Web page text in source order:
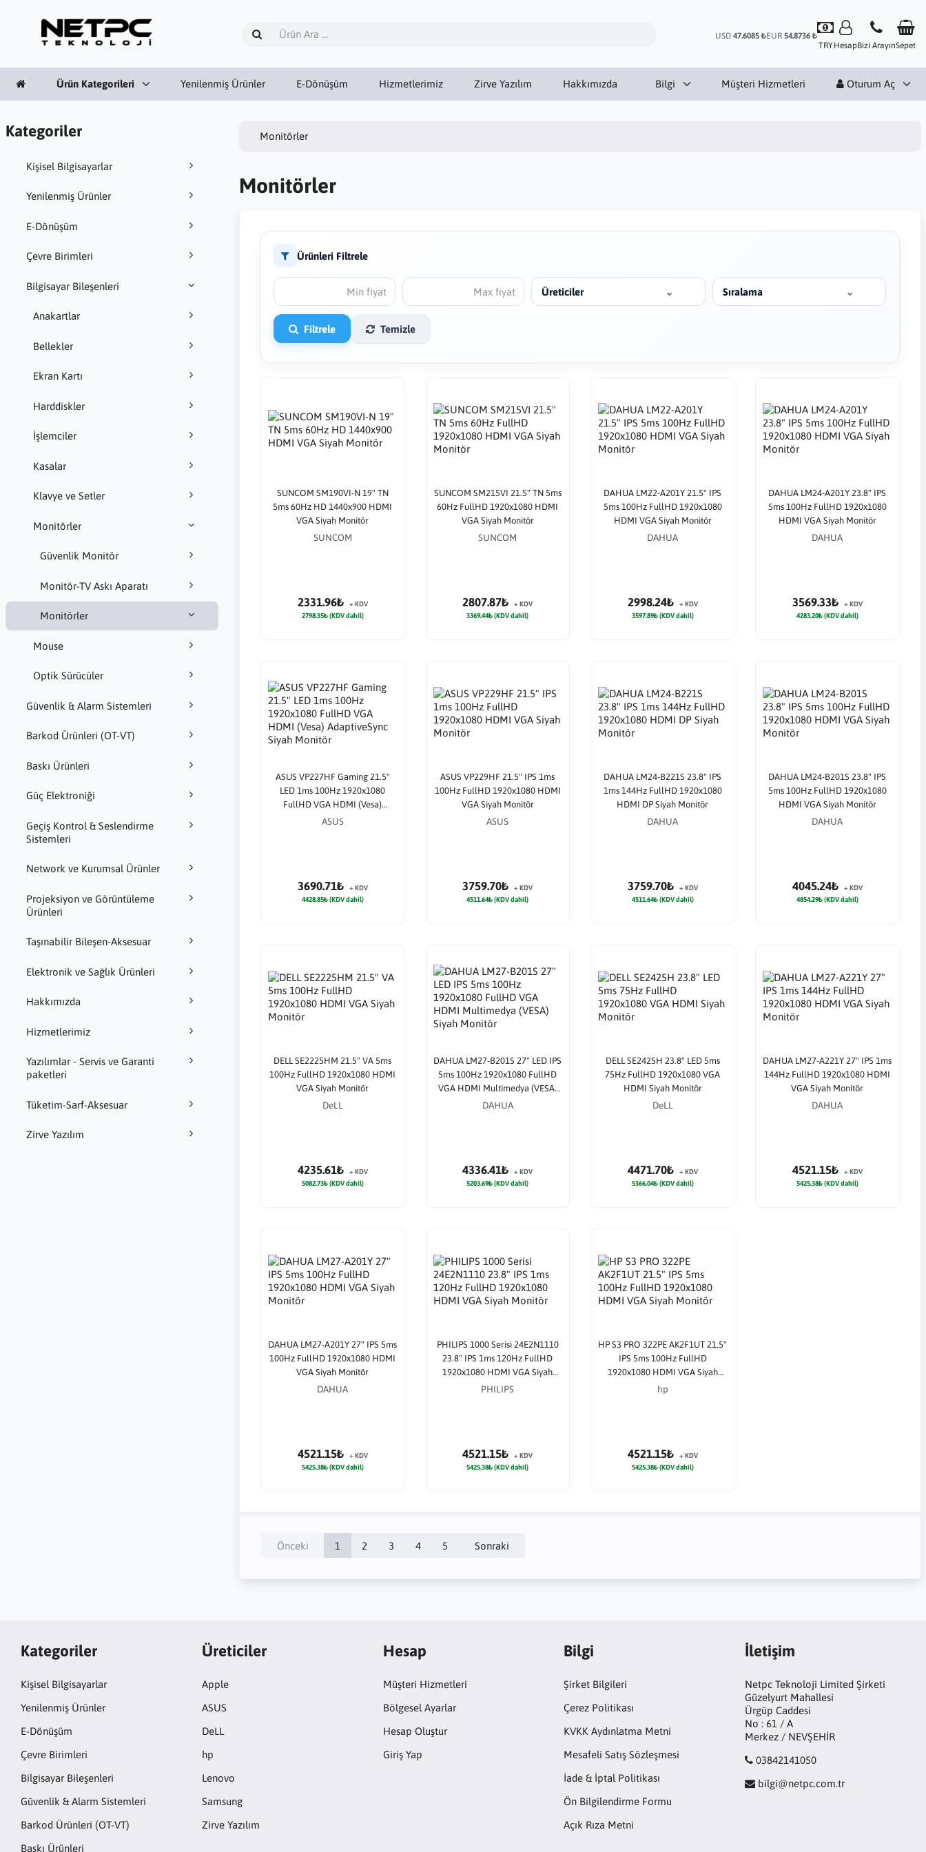
USD 47.6085 ₺EUR 54.8736 ₺
TRYHesapBizi ArayınSepet
Ürün Kategorileri Yenilenmiş Ürünler E-Dönüşüm Hizmetlerimiz Zirve Yazılım Hakkımızda Bilgi Müşteri Hizmetleri Oturum Aç
Kategoriler
Kişisel Bilgisayarlar
Yenilenmiş Ürünler
E-Dönüşüm
Çevre Birimleri
Bilgisayar Bileşenleri
Anakartlar
Bellekler
Ekran Kartı
Harddiskler
İşlemciler
Kasalar
Klavye ve Setler
Monitörler
Güvenlik Monitör
Monitör-TV Askı Aparatı
Monitörler
Mouse
Optik Sürücüler
Güvenlik & Alarm Sistemleri
Barkod Ürünleri (OT-VT)
Baskı Ürünleri
Güç Elektroniği
Geçiş Kontrol & Seslendirme
Sistemleri
Network ve Kurumsal Ürünler
Projeksiyon ve Görüntüleme
Ürünleri
Taşınabilir Bileşen-Aksesuar
Elektronik ve Sağlık Ürünleri
Hakkımızda
Hizmetlerimiz
Yazılımlar - Servis ve Garanti
paketleri
Tüketim-Sarf-Aksesuar
Zirve Yazılım
Monitörler
Monitörler
Ürünleri Filtrele
Üreticiler Sıralama
Filtrele Temizle
SUNCOM SM190VI-N 19" TN
5ms 60Hz HD 1440x900 HDMI
VGA Siyah Monitör
SUNCOM
2331.96₺
+ KDV
2798.35₺ (KDV dahil)
SUNCOM SM215VI 21.5" TN 5ms
60Hz FullHD 1920x1080 HDMI
VGA Siyah Monitör
SUNCOM
2807.87₺
+ KDV
3369.44₺ (KDV dahil)
DAHUA LM22-A201Y 21.5" IPS
5ms 100Hz FullHD 1920x1080
HDMI VGA Siyah Monitör
DAHUA
2998.24₺
+ KDV
3597.89₺ (KDV dahil)
DAHUA LM24-A201Y 23.8" IPS
5ms 100Hz FullHD 1920x1080
HDMI VGA Siyah Monitör
DAHUA
3569.33₺
+ KDV
4283.20₺ (KDV dahil)
ASUS VP227HF Gaming 21.5"
LED 1ms 100Hz 1920x1080
FullHD VGA HDMI (Vesa)
AdaptiveSync Siyah Monitör
ASUS
3690.71₺
+ KDV
4428.85₺ (KDV dahil)
ASUS VP229HF 21.5" IPS 1ms
100Hz FullHD 1920x1080 HDMI
VGA Siyah Monitör
ASUS
3759.70₺
+ KDV
4511.64₺ (KDV dahil)
DAHUA LM24-B221S 23.8" IPS
1ms 144Hz FullHD 1920x1080
HDMI DP Siyah Monitör
DAHUA
3759.70₺
+ KDV
4511.64₺ (KDV dahil)
DAHUA LM24-B201S 23.8" IPS
5ms 100Hz FullHD 1920x1080
HDMI VGA Siyah Monitör
DAHUA
4045.24₺
+ KDV
4854.29₺ (KDV dahil)
DELL SE2225HM 21.5" VA 5ms
100Hz FullHD 1920x1080 HDMI
VGA Siyah Monitör
DeLL
4235.61₺
+ KDV
5082.73₺ (KDV dahil)
DAHUA LM27-B201S 27" LED IPS
5ms 100Hz 1920x1080 FullHD
VGA HDMI Multimedya (VESA)
Siyah Monitör
DAHUA
4336.41₺
+ KDV
5203.69₺ (KDV dahil)
DELL SE2425H 23.8" LED 5ms
75Hz FullHD 1920x1080 VGA
HDMI Siyah Monitör
DeLL
4471.70₺
+ KDV
5366.04₺ (KDV dahil)
DAHUA LM27-A221Y 27" IPS 1ms
144Hz FullHD 1920x1080 HDMI
VGA Siyah Monitör
DAHUA
4521.15₺
+ KDV
5425.38₺ (KDV dahil)
DAHUA LM27-A201Y 27" IPS 5ms
100Hz FullHD 1920x1080 HDMI
VGA Siyah Monitör
DAHUA
4521.15₺
+ KDV
5425.38₺ (KDV dahil)
PHILIPS 1000 Serisi 24E2N1110
23.8" IPS 1ms 120Hz FullHD
1920x1080 HDMI VGA Siyah
Monitör
PHILIPS
4521.15₺
+ KDV
5425.38₺ (KDV dahil)
HP S3 PRO 322PE AK2F1UT 21.5"
IPS 5ms 100Hz FullHD
1920x1080 HDMI VGA Siyah
Monitör
hp
4521.15₺
+ KDV
5425.38₺ (KDV dahil)
Önceki 1 2 3 4 5 Sonraki
Kategoriler
Kişisel Bilgisayarlar
Yenilenmiş Ürünler
E-Dönüşüm
Çevre Birimleri
Bilgisayar Bileşenleri
Güvenlik & Alarm Sistemleri
Barkod Ürünleri (OT-VT)
Baskı Ürünleri
Üreticiler
Apple
ASUS
DeLL
hp
Lenovo
Samsung
Zirve Yazılım
Hesap
Müşteri Hizmetleri
Bölgesel Ayarlar
Hesap Oluştur
Giriş Yap
Bilgi
Şirket Bilgileri
Çerez Politikası
KVKK Aydınlatma Metni
Mesafeli Satış Sözleşmesi
İade & İptal Politikası
Ön Bilgilendirme Formu
Açık Rıza Metni
İletişim
Netpc Teknoloji Limited Şirketi
Güzelyurt Mahallesi
Ürgüp Caddesi
No : 61 / A
Merkez / NEVŞEHİR
03842141050
bilgi@netpc.com.tr